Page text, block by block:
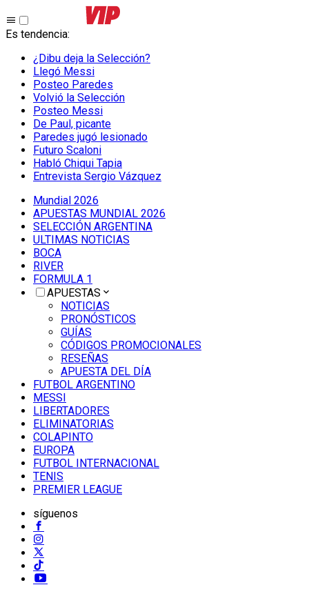
Es tendencia:
¿Dibu deja la Selección?
Llegó Messi
Posteo Paredes
Volvió la Selección
Posteo Messi
De Paul, picante
Paredes jugó lesionado
Futuro Scaloni
Habló Chiqui Tapia
Entrevista Sergio Vázquez
Mundial 2026
APUESTAS MUNDIAL 2026
SELECCIÓN ARGENTINA
ULTIMAS NOTICIAS
BOCA
RIVER
FORMULA 1
APUESTAS
NOTICIAS
PRONÓSTICOS
GUÍAS
CÓDIGOS PROMOCIONALES
RESEÑAS
APUESTA DEL DÍA
FUTBOL ARGENTINO
MESSI
LIBERTADORES
ELIMINATORIAS
COLAPINTO
EUROPA
FUTBOL INTERNACIONAL
TENIS
PREMIER LEAGUE
síguenos